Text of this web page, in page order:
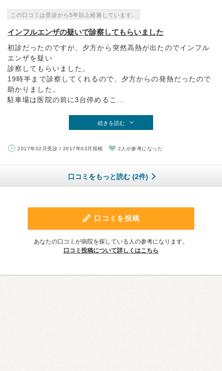
この口コミは受診から5年以上経過しています。
インフルエンザの疑いで診察してもらいました
初診だったのですが、夕方から突然高熱が出たのでインフル
エンザを疑い
診察してもらいました。
19時半まで診察してくれるので、夕方からの発熱だったので
助かりました。
駐車場は医院の前に3台停めるこ...
続きを読む
2017年02月受診 / 2017年03月投稿 2人が参考になった
口コミをもっと読む (2件)
口コミを投稿
あなたの口コミが病院を探している人の参考になります。
口コミ投稿について詳しくはこちら